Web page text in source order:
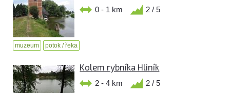
0 - 1 km 2 / 5
muzeum potok / řeka
Kolem rybníka Hliník
2 - 4 km 2 / 5